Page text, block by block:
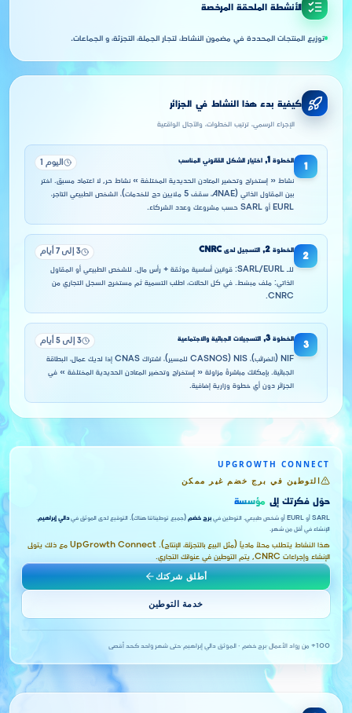
الأنشطة الملحقة المرخصة
توزيع المنتجات المحددة في مضمون النشاط، لتجار الجملة، التجزئة، و الجماعات.
كيفية بدء هذا النشاط في الجزائر
الإجراء الرسمي، ترتيب الخطوات، والآجال الواقعية
1
الخطوة 1
, اختيار الشكل القانوني المناسب اليوم 1
نشاط « إستخراج وتحضير المعادن الحديدية المختلفة » نشاط حر, لا اعتماد مسبق. اختر
بين المقاول الذاتي (ANAE، سقف 5 ملايين دج للخدمات)، الشخص الطبيعي التاجر،
EURL أو SARL حسب مشروعك وعدد الشركاء.
2
الخطوة 2
, التسجيل لدى CNRC 3 إلى 7 أيام
للـ SARL/EURL: قوانين أساسية موثقة + رأس مال. للشخص الطبيعي أو المقاول
الذاتي: ملف مبسّط. في كل الحالات، اطلب التسمية ثم مستخرج السجل التجاري من
CNRC.
3
الخطوة 3
, التسجيلات الجبائية والاجتماعية 3 إلى 5 أيام
NIF (الضرائب)، NIS (CASNOS للمسير)، اشتراك CNAS إذا لديك عمال، البطاقة
الجبائية. بإمكانك مباشرةً مزاولة « إستخراج وتحضير المعادن الحديدية المختلفة » في
الجزائر دون أي خطوة وزارية إضافية.
UPGROWTH CONNECT
التوطين في برج خضم غير ممكن
حوّل فكرتك إلى مؤسسة
SARL أو EURL أو شخص طبيعي. التوطين في برج خضم (جميع توطيناتنا هناك). التوقيع لدى الموثق فيدالي إبراهيم
الإنشاء في أقل من شهر.
هذا النشاط يتطلب محلاً مادياً (مثل البيع بالتجزئة، الإنتاج). UpGrowth Connect مع ذلك يتولى
الإنشاء وإجراءات CNRC, يتم التوطين في عنوانك التجاري.
أطلق شركتك
خدمة التوطين
100+ من رواد الأعمال ·برج خضم · الموثق دالي إبراهيم ·حتى شهر واحد كحد أقصى